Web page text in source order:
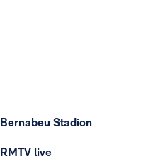
Bernabeu Stadion
RMTV live